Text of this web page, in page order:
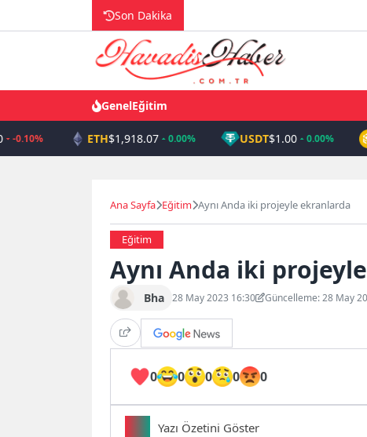
Son Dakika
GenelEğitim
-0.10% ETH$1,918.07 0.00% USDT$1.00 0.00%
Ana Sayfa Eğitim Aynı Anda iki projeyle ekranlarda
Eğitim
Aynı Anda iki
Bha 28 May 2023 16:30 Güncelleme: 28 May
0 0 0 0 0
Yazı Özetini Göster